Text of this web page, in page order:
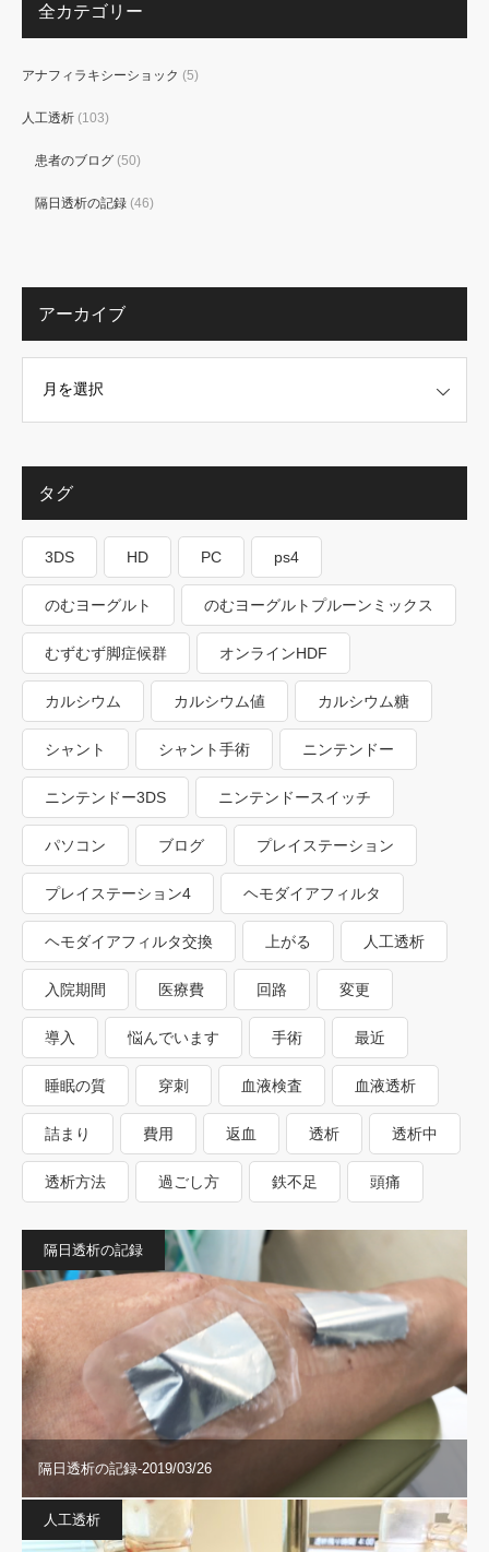
全カテゴリー
アナフィラキシーショック (5)
人工透析 (103)
患者のブログ (50)
隔日透析の記録 (46)
アーカイブ
タグ
3DS HD PC ps4
のむヨーグルト のむヨーグルトプルーンミックス
むずむず脚症候群 オンラインHDF
カルシウム カルシウム値 カルシウム糖
シャント シャント手術 ニンテンドー
ニンテンドー3DS ニンテンドースイッチ
パソコン ブログ プレイステーション
プレイステーション4 ヘモダイアフィルタ
ヘモダイアフィルタ交換 上がる 人工透析
入院期間 医療費 回路 変更
導入 悩んでいます 手術 最近
睡眠の質 穿刺 血液検査 血液透析
詰まり 費用 返血 透析 透析中
透析方法 過ごし方 鉄不足 頭痛
隔日透析の記録
隔日透析の記録-2019/03/26
人工透析